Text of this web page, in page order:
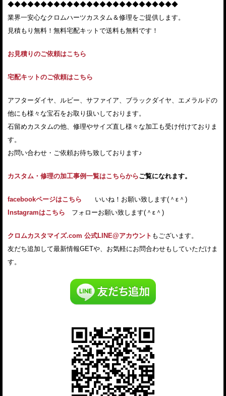
◆◆◆◆◆◆◆◆◆◆◆◆◆◆◆◆◆◆◆◆◆◆◆◆◆◆
業界一安心なクロムハーツカスタム＆修理をご提供します。
見積もり無料！無料宅配キットで送料も無料です！
お見積りのご依頼はこちら
宅配キットのご依頼はこちら
アフターダイヤ、ルビー、サファイア、ブラックダイヤ、エメラルドの
他にも様々な宝石をお取り扱いしております。
石留めカスタムの他、修理やサイズ直し様々な加工も受け付けておりま
す。
お問い合わせ・ご依頼お待ち致しております♪
カスタム・修理の加工事例一覧はこちらからご覧になれます。
facebookページはこちら いいね！お願い致します(＾ε＾)
Instagramはこちら フォローお願い致します(＾ε＾)
クロムカスタマイズ.com 公式LINE@アカウント もございます。
友だち追加して最新情報GETや、お気軽にお問合わせもしていただけま
す。